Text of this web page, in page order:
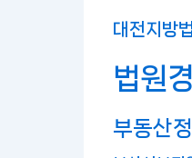
대전지방
법원
부동산